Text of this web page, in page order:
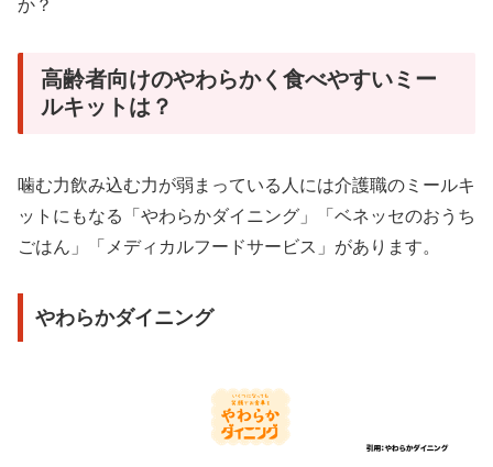
か？
高齢者向けのやわらかく食べやすいミー
ルキットは？
噛む力飲み込む力が弱まっている人には介護職のミールキ
ットにもなる「やわらかダイニング」「ベネッセのおうち
ごはん」「メディカルフードサービス」があります。
やわらかダイニング